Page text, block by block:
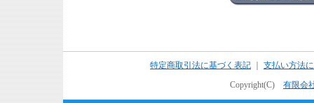
特定商取引法に基づく表記
支払い方法
Copyright(C) 有限会